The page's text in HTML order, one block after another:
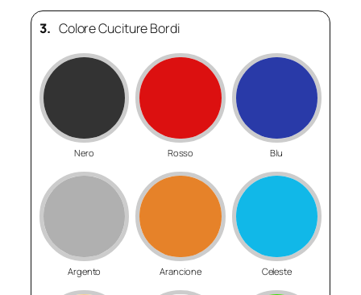
3. Colore Cuciture Bordi
Nero Rosso Blu
Argento Arancione Celeste